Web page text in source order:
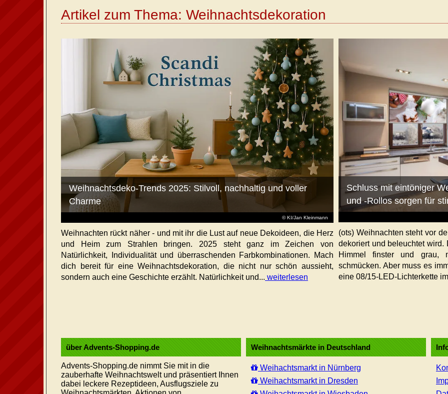
Artikel zum Thema: Weihnachtsdekoration
© KI/Jan Kleinmann
Weihnachtsdeko-Trends 2025: Stilvoll, nachhaltig und voller
Charme
Weihnachten rückt näher - und mit ihr die Lust auf neue Dekoideen, die Herz
und Heim zum Strahlen bringen. 2025 steht ganz im Zeichen von
Natürlichkeit, Individualität und überraschenden Farbkombinationen. Mach
dich bereit für eine Weihnachtsdekoration, die nicht nur schön aussieht,
sondern auch eine Geschichte erzählt. Natürlichkeit und... weiterlesen
Schluss mit eintöniger
und -Rollos sorgen für
(ots) Weihnachten steht vor
dekoriert und beleuchtet
Himmel finster und grau,
schmücken. Aber muss es
eine 08/15-LED-Lichterkette
über Advents-Shopping.de
Advents-Shopping.de nimmt Sie mit in die
zauberhafte Weihnachtswelt und präsentiert Ihnen
dabei leckere Rezeptideen, Ausflugsziele zu
Weihnachtsmärkte in Deutschland
Weihachtsmarkt in Nürnberg
Weihachtsmarkt in Dresden